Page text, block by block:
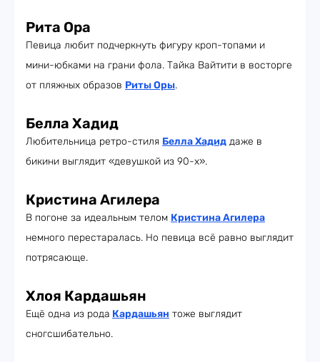
Рита Ора
Певица любит подчеркнуть фигуру кроп-топами и
мини-юбками на грани фола. Тайка Вайтити в восторге
от пляжных образов Риты Оры.
Белла Хадид
Любительница ретро-стиля Белла Хадид даже в
бикини выглядит «девушкой из 90-х».
Кристина Агилера
В погоне за идеальным телом Кристина Агилера
немного перестаралась. Но певица всё равно выглядит
потрясающе.
Хлоя Кардашьян
Ещё одна из рода Кардашьян тоже выглядит
сногсшибательно.